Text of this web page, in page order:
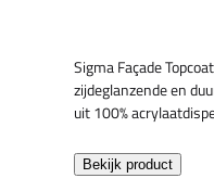
Sigma Façade
zijdeglanzende en
uit 100%
Bekijk product